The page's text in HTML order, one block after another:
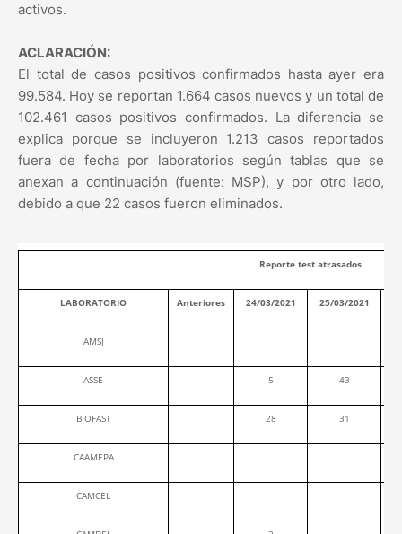
activos.
ACLARACIÓN:
El total de casos positivos confirmados hasta ayer era
99.584. Hoy se reportan 1.664 casos nuevos y un total de
102.461 casos positivos confirmados. La diferencia se
explica porque se incluyeron 1.213 casos reportados
fuera de fecha por laboratorios según tablas que se
anexan a continuación (fuente: MSP), y por otro lado,
debido a que 22 casos fueron eliminados.
Reporte test atrasados
LABORATORIO Anteriores 24/03/2021 25/03/2021
AMSJ
ASSE 5 43
BIOFAST 28 31
CAAMEPA
CAMCEL